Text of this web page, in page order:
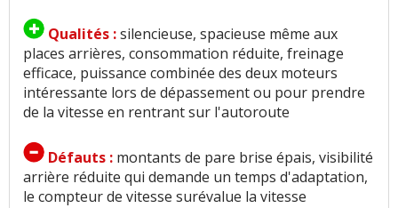
Qualités :silencieuse, spacieuse même aux
places arrières, consommation réduite, freinage
efficace, puissance combinée des deux moteurs
intéressante lors de dépassement ou pour prendre
de la vitesse en rentrant sur l'autoroute
Défauts : montants de pare brise épais, visibilité
arrière réduite qui demande un temps d'adaptation,
le compteur de vitesse surévalue la vitesse